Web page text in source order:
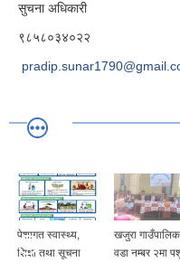
सुचना अधिकारी
९८५८०३४०२२
पेशागत स्वास्थ्य,
शिक्षा तथा सूचना
खजुरा
वडा नम्बर २मा